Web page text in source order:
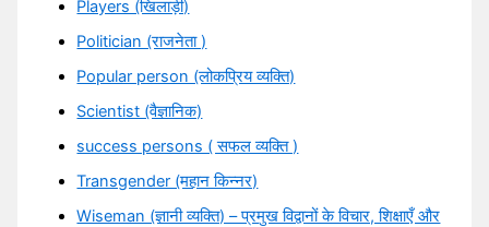
Players (खिलाड़ी)
Politician (राजनेता )
Popular person (लोकप्रिय व्यक्ति)
Scientist (वैज्ञानिक)
success persons ( सफल व्यक्ति )
Transgender (महान किन्नर)
Wiseman (ज्ञानी व्यक्ति) – प्रमुख विद्वानों के विचार, शिक्षाएँ और